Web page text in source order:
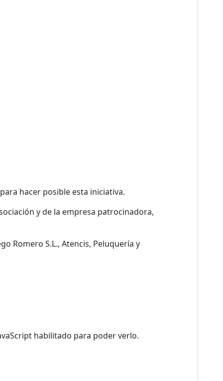
hacer posible esta iniciativa.
y de la empresa patrocinadora,
Romero S.L., Atencis, Peluquería y
habilitado para poder verlo.